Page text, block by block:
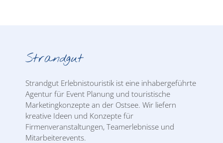
Strandgut
Strandgut Erlebnistouristik ist eine inhabergeführte
Agentur für Event Planung und touristische
Marketingkonzepte an der Ostsee. Wir liefern
kreative Ideen und Konzepte für
Firmenveranstaltungen, Teamerlebnisse und
Mitarbeiterevents.